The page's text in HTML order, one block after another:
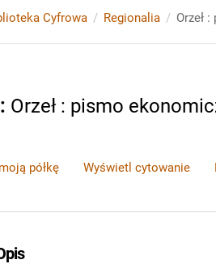
Cyfrowa Regionalia Orzeł
: Orzeł : pismo
półkę Wyświetl cytowanie